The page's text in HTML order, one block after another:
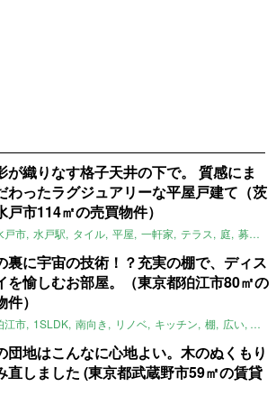
が織りなす格子天井の下で。 質感にま
わったラグジュアリーな平屋戸建て（茨
戸市114㎡の売買物件）
戸市 水戸駅 タイル 平屋 一軒家 テラス 庭 募集中
裏に宇宙の技術！？充実の棚で、ディス
を愉しむお部屋。（東京都狛江市80㎡の
）
江市 1SLDK 南向き リノベ キッチン 棚 広い ガイ
団地はこんなに心地よい。木のぬくもり
直しました (東京都武蔵野市59㎡の賃貸